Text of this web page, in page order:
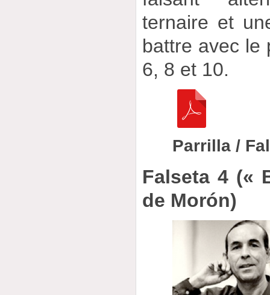
ternaire et
battre avec le
6, 8 et 10.
Parrilla /
Falseta 4 («
de Morón)